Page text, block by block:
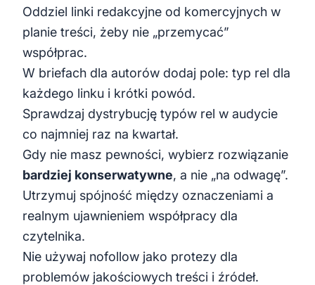
Oddziel linki redakcyjne od komercyjnych w
planie treści, żeby nie „przemycać”
współprac.
W briefach dla autorów dodaj pole: typ rel dla
każdego linku i krótki powód.
Sprawdzaj dystrybucję typów rel w audycie
co najmniej raz na kwartał.
Gdy nie masz pewności, wybierz rozwiązanie
bardziej konserwatywne, a nie „na odwagę”.
Utrzymuj spójność między oznaczeniami a
realnym ujawnieniem współpracy dla
czytelnika.
Nie używaj nofollow jako protezy dla
problemów jakościowych treści i źródeł.